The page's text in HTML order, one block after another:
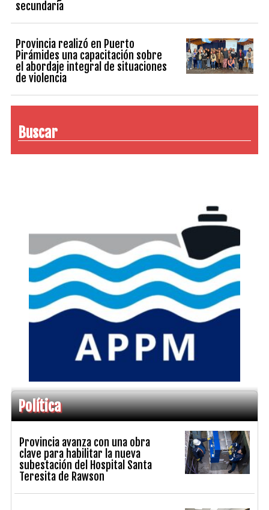
secundaria
Provincia realizó en Puerto
Pirámides una capacitación sobre
el abordaje integral de situaciones
de violencia
Buscar
Política
Provincia avanza con una obra
clave para habilitar la nueva
subestación del Hospital Santa
Teresita de Rawson